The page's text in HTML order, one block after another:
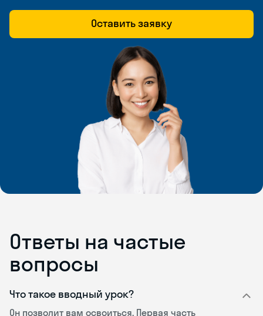
Оставить заявку
Ответы на частые
вопросы
Что такое вводный урок?
Он позволит вам освоиться. Первая часть